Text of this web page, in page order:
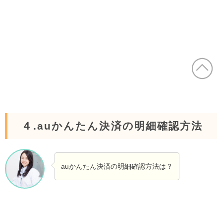
４.auかんたん決済の明細確認方法
auかんたん決済の明細確認方法は？